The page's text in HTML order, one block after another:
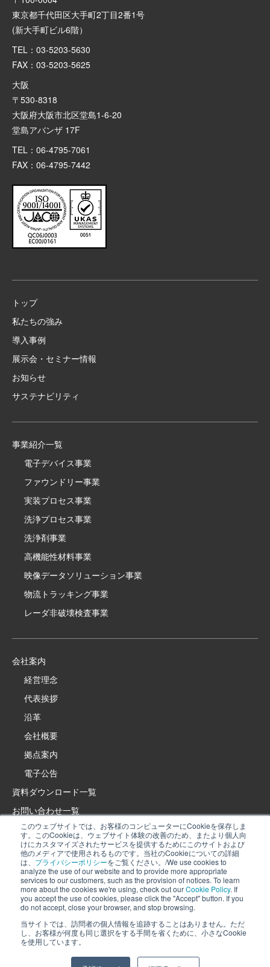
このウェブサイトでは、お客様のコンピューターにCookieを保存しま
す。このCookieは、ウェブサイト体験の改善のため、またより個人向
けにカスタマイズされたサービスを提供するためにこのサイトおよび
他のメディアで使用されるものです。当社のCookieについての詳細
は、 プライバシーポリシーをご覧ください。/We use cookies to
analyze the use of our website and to provide more appropriate
services to our customers, such as the provision of notices. To learn
more about the cookies we're using, check out ourCookie Policy. If
you accept the use of cookies, please click the "Accept" button. If you
do not accept, close your browser, and stop browsing.
当サイトでは、訪問者の個人情報を追跡することはありません。ただ
し、お客様が何度も同じ選択をする手間を省くために、小さなCookie
を使用しています。
東京都千代田区大手町2丁目2番1号
(新大手町ビル6階）
TEL：03-5203-5630
FAX：03-5203-5625
大阪
〒530-8318
大阪府大阪市北区堂島1-6-20
堂島アバンザ 17F
TEL：06-4795-7061
FAX：06-4795-7442
トップ
私たちの強み
導入事例
展示会・セミナー情報
お知らせ
サステナビリティ
事業紹介一覧
電子デバイス事業
ファウンドリー事業
実装プロセス事業
洗浄プロセス事業
洗浄剤事業
高機能性材料事業
映像データソリューション事業
物流トラッキング事業
レーダ非破壊検査事業
会社案内
経営理念
代表挨拶
沿革
会社概要
拠点案内
電子公告
資料ダウンロード一覧
お問い合わせ一覧
製品・サービスサイト
イプロス特設サイト
採用情報
プライバシーポリシー
Cookieポリシー
ソーシャルメディアポリシー
当社では、当サイトの利用状況を分析し、お知らせの提供などお客様により
適したサービスを提供するために、Cookieを利用しています。詳細は、
Cookieポリシーを確認してください。Cookieの利用に同意いただける場合
は、「同意」ボタンを押してください。同意できない場合は、ブラウザを閉
じて閲覧を中止してください。